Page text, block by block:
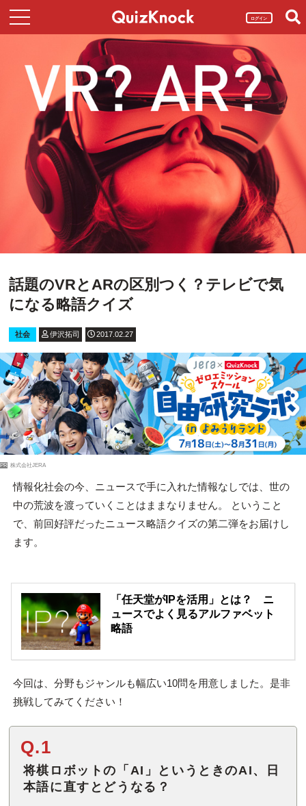
ログイン
話題のVRとARの区別つく？テレビで気
になる略語クイズ
社会 伊沢拓司 2017.02.27
PR 株式会社JERA
情報化社会の今、ニュースで手に入れた情報なしでは、世の
中の荒波を渡っていくことはままなりません。 ということ
で、前回好評だったニュース略語クイズの第二弾をお届けし
ます。
「任天堂がIPを活用」とは？ ニ
ュースでよく見るアルファベット
略語
今回は、分野もジャンルも幅広い10問を用意しました。是非
挑戦してみてください！
Q.1
将棋ロボットの「AI」というときのAI、日
本語に直すとどうなる？